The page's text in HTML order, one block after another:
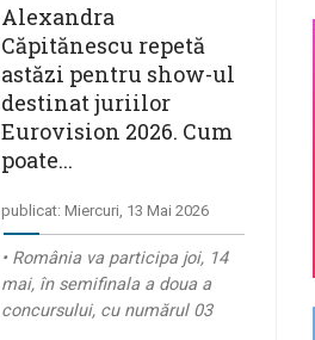
Alexandra
Căpitănescu repetă
astăzi pentru show-ul
destinat juriilor
Eurovision 2026. Cum
poate...
publicat: Miercuri, 13 Mai 2026
• România va participa joi, 14
mai, în semifinala a doua a
concursului, cu numărul 03